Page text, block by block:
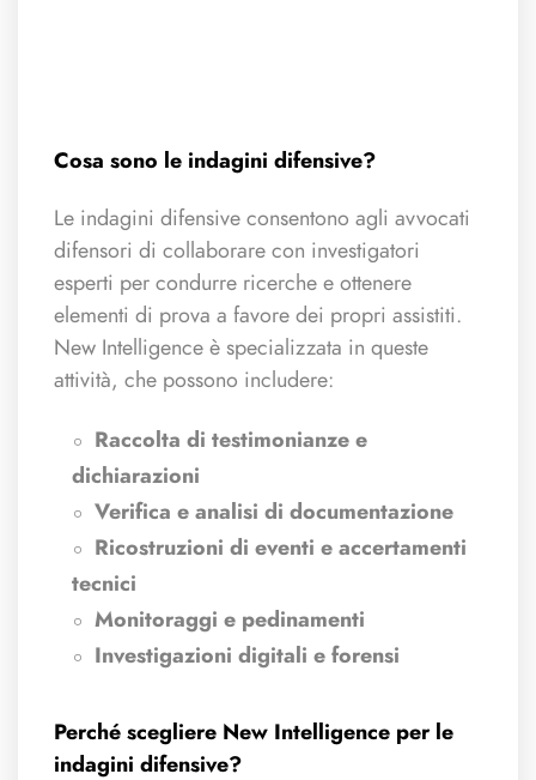
Cosa sono le indagini difensive?
Le indagini difensive consentono agli avvocati
difensori di collaborare con investigatori
esperti per condurre ricerche e ottenere
elementi di prova a favore dei propri assistiti.
New Intelligence è specializzata in queste
attività, che possono includere:
Raccolta di testimonianze e
dichiarazioni
Verifica e analisi di documentazione
Ricostruzioni di eventi e accertamenti
tecnici
Monitoraggi e pedinamenti
Investigazioni digitali e forensi
Perché scegliere New Intelligence per le
indagini difensive?